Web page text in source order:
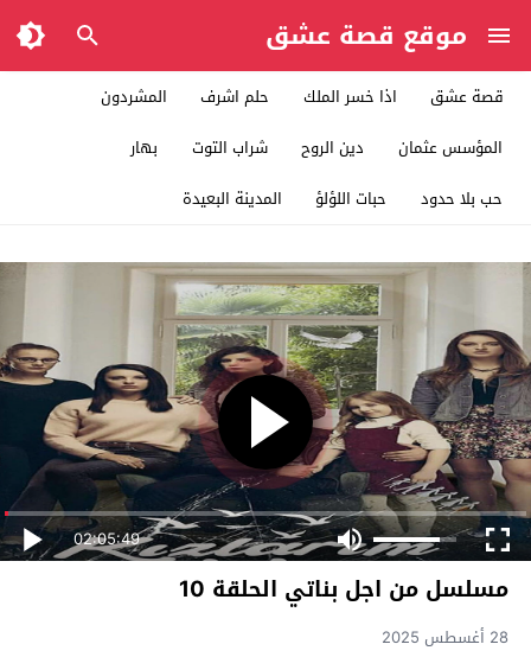
موقع قصة عشق
قصة عشق اذا خسر الملك حلم اشرف
المشردون
المؤسس عثمان
دين الروح شراب التوت
بهار
حب بلا حدود
حبات اللؤلؤ المدينة البعيدة
02:05:49
مسلسل من اجل بناتي الحلقة 10
28 أغسطس 2025